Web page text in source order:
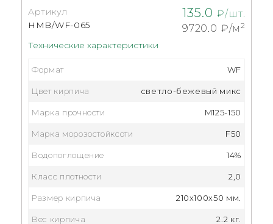
135.0 ₽/шт.
9720.0 ₽/м2
Технические характеристики
Артикул
HMB/WF-065
Формат WF
Цвет кирпича светло-бежевый микс
Марка прочности M125-150
Марка морозостойксоти F50
Водопоглощение 14%
Класс плотности 2,0
Размер кирпича 210x100x50 мм.
Вес кирпича 2.2 кг.